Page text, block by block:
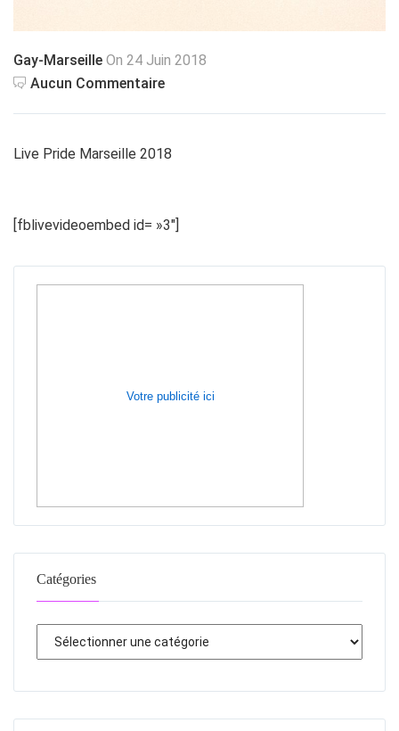
Gay-Marseille On 24 Juin 2018
Aucun Commentaire
Live Pride Marseille 2018
[fblivevideoembed id= »3″]
Votre publicité ici
Catégories